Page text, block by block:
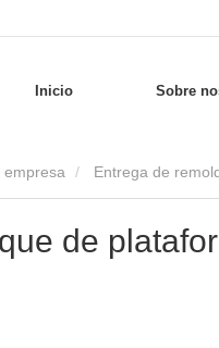
Inicio Sobre
empresa Entrega de
de